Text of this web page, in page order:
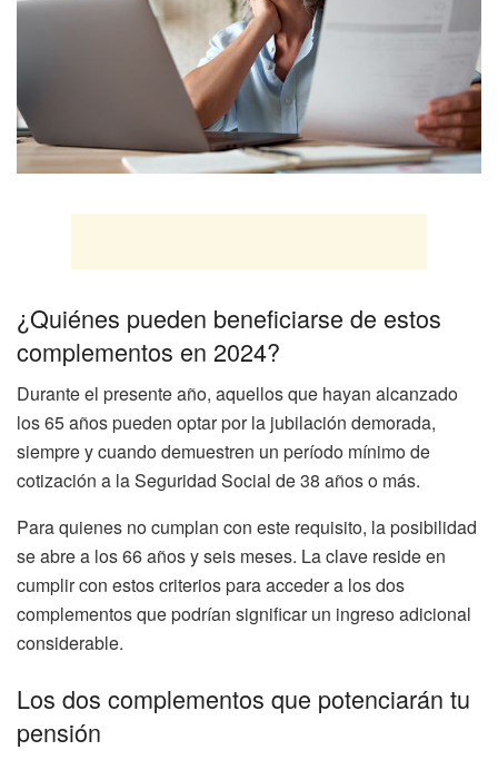
¿Quiénes pueden beneficiarse de estos
complementos en 2024?
Durante el presente año, aquellos que hayan alcanzado
los 65 años pueden optar por la jubilación demorada,
siempre y cuando demuestren un período mínimo de
cotización a la Seguridad Social de 38 años o más.
Para quienes no cumplan con este requisito, la posibilidad
se abre a los 66 años y seis meses. La clave reside en
cumplir con estos criterios para acceder a los dos
complementos que podrían significar un ingreso adicional
considerable.
Los dos complementos que potenciarán tu
pensión